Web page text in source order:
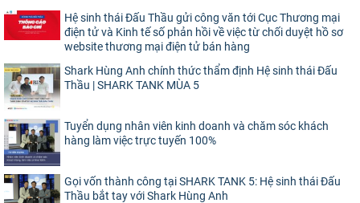
Hệ sinh thái Đấu Thầu gửi công văn tới Cục Thương mại
điện tử và Kinh tế số phản hồi về việc từ chối duyệt hồ sơ
website thương mại điện tử bán hàng
Shark Hùng Anh chính thức thẩm định Hệ sinh thái Đấu
Thầu | SHARK TANK MÙA 5
Tuyển dụng nhân viên kinh doanh và chăm sóc khách
hàng làm việc trực tuyến 100%
Gọi vốn thành công tại SHARK TANK 5: Hệ sinh thái Đấu
Thầu bắt tay với Shark Hùng Anh